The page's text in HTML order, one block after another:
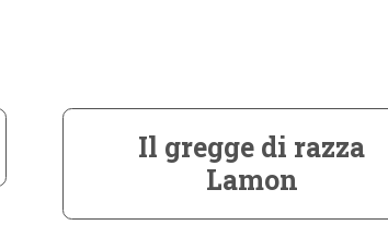
Il gregge di razza
Lamon